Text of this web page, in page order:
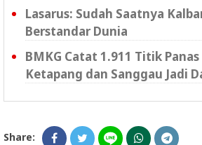
Lasarus: Sudah Saatnya
Berstandar Dunia
BMKG Catat 1.911 Titik Panas
Ketapang dan Sanggau Jadi
Share: